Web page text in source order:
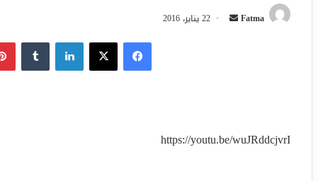
Fatma
أرسل 22 يناير، 2016
فيسبوك‫X لينكدإن
https://youtu.be/wuJRddcjvrI